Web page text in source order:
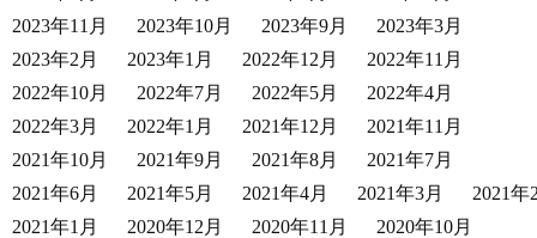
2023年11月
2023年10月 2023年9月
2023年3月
2023年2月
2023年1月 2022年12月
2022年11月
2022年10月
2022年7月 2022年5月
2022年4月
2022年3月
2022年1月 2021年12月
2021年11月
2021年10月
2021年9月 2021年8月
2021年7月
2021年6月
2021年5月 2021年4月 2021年3月
2021年
2021年1月
2020年12月 2020年11月
2020年10月